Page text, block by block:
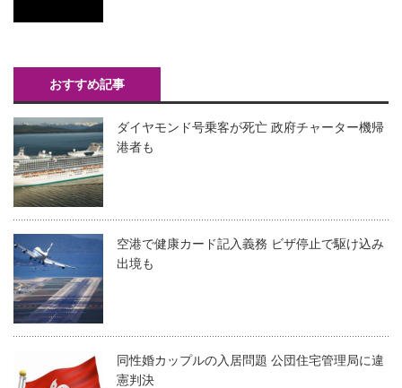
おすすめ記事
ダイヤモンド号乗客が死亡 政府チャーター機帰
港者も
空港で健康カード記入義務 ビザ停止で駆け込み
出境も
同性婚カップルの入居問題 公団住宅管理局に違
憲判決